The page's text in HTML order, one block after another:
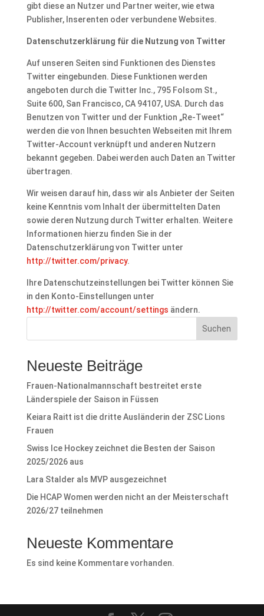
gibt diese an Nutzer und Partner weiter, wie etwa
Publisher, Inserenten oder verbundene Websites.
Datenschutzerklärung für die Nutzung von Twitter
Auf unseren Seiten sind Funktionen des Dienstes
Twitter eingebunden. Diese Funktionen werden
angeboten durch die Twitter Inc., 795 Folsom St.,
Suite 600, San Francisco, CA 94107, USA. Durch das
Benutzen von Twitter und der Funktion „Re-Tweet“
werden die von Ihnen besuchten Webseiten mit Ihrem
Twitter-Account verknüpft und anderen Nutzern
bekannt gegeben. Dabei werden auch Daten an Twitter
übertragen.
Wir weisen darauf hin, dass wir als Anbieter der Seiten
keine Kenntnis vom Inhalt der übermittelten Daten
sowie deren Nutzung durch Twitter erhalten. Weitere
Informationen hierzu finden Sie in der
Datenschutzerklärung von Twitter unter
http://twitter.com/privacy.
Ihre Datenschutzeinstellungen bei Twitter können Sie
in den Konto-Einstellungen unter
http://twitter.com/account/settings ändern.
Suchen
Neueste Beiträge
Frauen-Nationalmannschaft bestreitet erste
Länderspiele der Saison in Füssen
Keiara Raitt ist die dritte Ausländerin der ZSC Lions
Frauen
Swiss Ice Hockey zeichnet die Besten der Saison
2025/2026 aus
Lara Stalder als MVP ausgezeichnet
Die HCAP Women werden nicht an der Meisterschaft
2026/27 teilnehmen
Neueste Kommentare
Es sind keine Kommentare vorhanden.